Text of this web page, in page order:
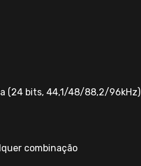
(24 bits, 44,1/48/88,2/96kHz)
combinação